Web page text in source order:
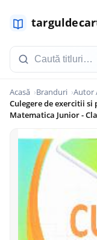
Acasă Branduri Autor
Culegere de exercitii si
Matematica Junior -